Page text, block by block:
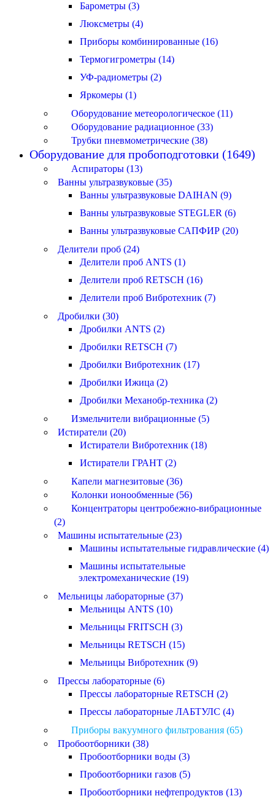
Барометры (3)
Люксметры (4)
Приборы комбинированные (16)
Термогигрометры (14)
УФ-радиометры (2)
Яркомеры (1)
Оборудование метеорологическое (11)
Оборудование радиационное (33)
Трубки пневмометрические (38)
Оборудование для пробоподготовки (1649)
Аспираторы (13)
Ванны ультразвуковые (35)
Ванны ультразвуковые DAIHAN (9)
Ванны ультразвуковые STEGLER (6)
Ванны ультразвуковые САПФИР (20)
Делители проб (24)
Делители проб ANTS (1)
Делители проб RETSCH (16)
Делители проб Вибротехник (7)
Дробилки (30)
Дробилки ANTS (2)
Дробилки RETSCH (7)
Дробилки Вибротехник (17)
Дробилки Ижица (2)
Дробилки Механобр-техника (2)
Измельчители вибрационные (5)
Истиратели (20)
Истиратели Вибротехник (18)
Истиратели ГРАНТ (2)
Капели магнезитовые (36)
Колонки ионообменные (56)
Концентраторы центробежно-вибрационные
(2)
Машины испытательные (23)
Машины испытательные гидравлические (4)
Машины испытательные
электромеханические (19)
Мельницы лабораторные (37)
Мельницы ANTS (10)
Мельницы FRITSCH (3)
Мельницы RETSCH (15)
Мельницы Вибротехник (9)
Прессы лабораторные (6)
Прессы лабораторные RETSCH (2)
Прессы лабораторные ЛАБТУЛС (4)
Приборы вакуумного фильтрования (65)
Пробоотборники (38)
Пробоотборники воды (3)
Пробоотборники газов (5)
Пробоотборники нефтепродуктов (13)